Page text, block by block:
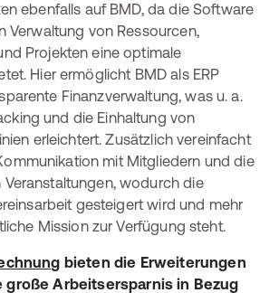
ebenfalls auf BMD, da die Software
Verwaltung von Ressourcen,
Projekten eine optimale
Hier ermöglicht BMD als ERP
Finanzverwaltung, was u. a.
und die Einhaltung von
erleichtert. Zusätzlich vereinfacht
mit Mitgliedern und die
wodurch die
gesteigert wird und mehr
Mission zur Verfügung steht.
bieten die Erweiterungen
große Arbeitsersparnis in Bezug